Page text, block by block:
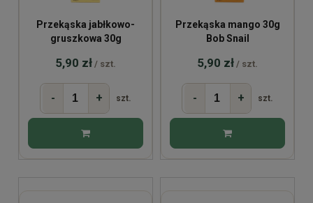
Przekąska jabłkowo-
gruszkowa 30g
5,90 zł / szt.
- + szt.
Przekąska mango 30g
Bob Snail
5,90 zł / szt.
- + szt.